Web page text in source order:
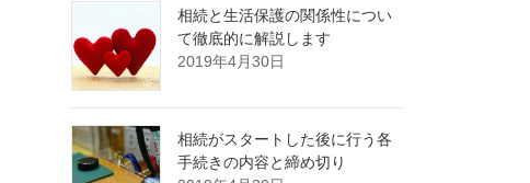
相続と生活保護の関係性につい
て徹底的に解説します
2019年4月30日
相続がスタートした後に行う各
手続きの内容と締め切り